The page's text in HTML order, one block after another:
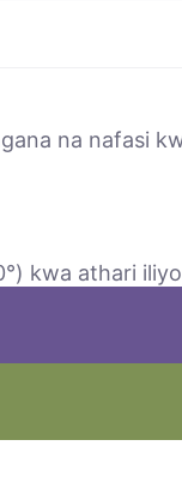
na nafasi
kwa athari